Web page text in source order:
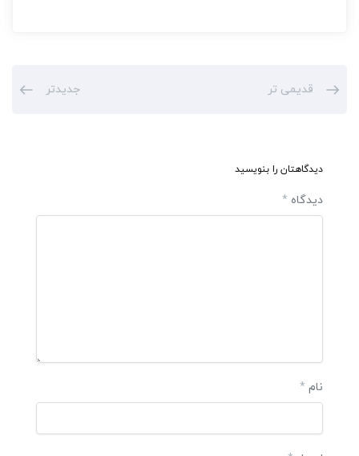
قدیمی تر جدیدتر
دیدگاهتان را بنویسید
دیدگاه *
نام *